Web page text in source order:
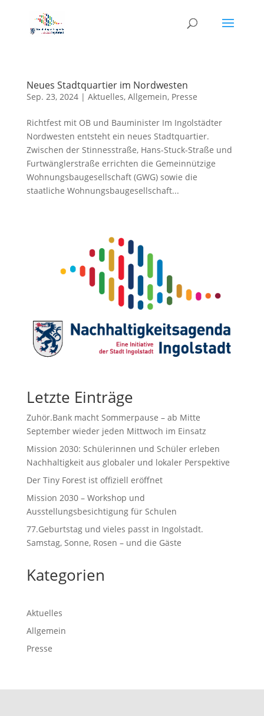
Neues Stadtquartier im Nordwesten
Sep. 23, 2024| Aktuelles, Allgemein, Presse
Richtfest mit OB und Bauminister Im Ingolstädter
Nordwesten entsteht ein neues Stadtquartier.
Zwischen der Stinnesstraße, Hans-Stuck-Straße und
Furtwänglerstraße errichten die Gemeinnützige
Wohnungsbaugesellschaft (GWG) sowie die
staatliche Wohnungsbaugesellschaft...
Letzte Einträge
Zuhör.Bank macht Sommerpause – ab Mitte
September wieder jeden Mittwoch im Einsatz
Mission 2030: Schülerinnen und Schüler erleben
Nachhaltigkeit aus globaler und lokaler Perspektive
Der Tiny Forest ist offiziell eröffnet
Mission 2030 – Workshop und
Ausstellungsbesichtigung für Schulen
77.Geburtstag und vieles passt in Ingolstadt.
Samstag, Sonne, Rosen – und die Gäste
Kategorien
Aktuelles
Allgemein
Presse